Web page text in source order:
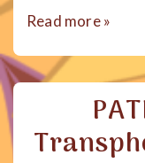
Fiche
:
Transfuges
Emmanuel
Read more »